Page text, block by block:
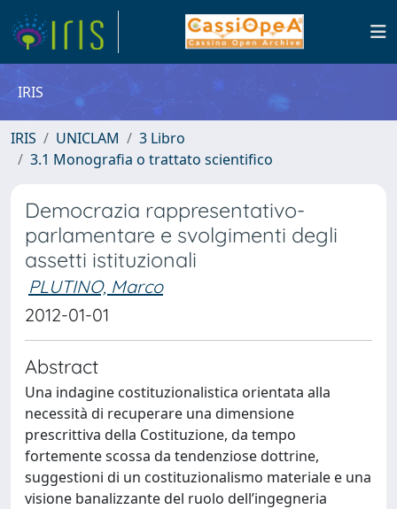
IRIS
IRIS UNICLAM
3 Libro
3.1 Monografia o trattato scientifico
Democrazia rappresentativo-
parlamentare e svolgimenti degli
assetti istituzionali
PLUTINO, Marco
2012-01-01
Abstract
Una indagine costituzionalistica orientata alla
necessità di recuperare una dimensione
prescrittiva della Costituzione, da tempo
fortemente scossa da tendenziose dottrine,
suggestioni di un costituzionalismo materiale e una
visione banalizzante del ruolo dell’ingegneria